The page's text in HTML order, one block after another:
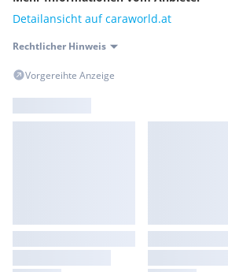
Detailansicht auf caraworld.at
Rechtlicher Hinweis
Vorgereihte Anzeige